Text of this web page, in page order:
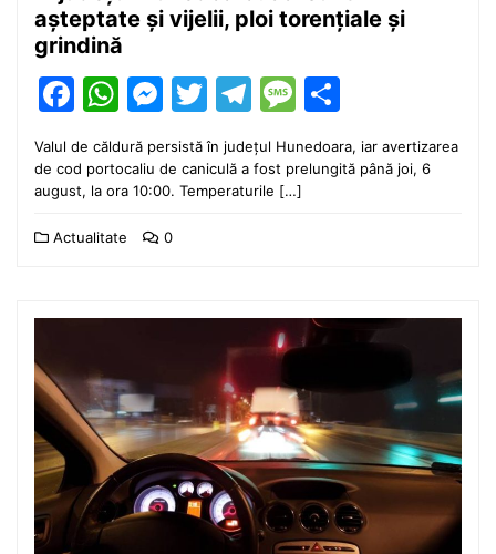
așteptate și vijelii, ploi torențiale și
grindină
Facebook
WhatsApp
Messenger
Twitter
Telegram
Message
Valul de căldură persistă în județul Hunedoara, iar avertizarea
de cod portocaliu de caniculă a fost prelungită până joi, 6
august, la ora 10:00. Temperaturile […]
Actualitate 0